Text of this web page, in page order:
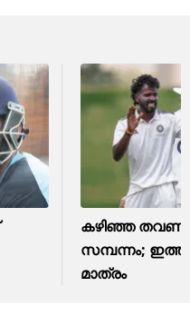
കഴിഞ്ഞ തവണ
സമ്പന്നം;
മാത്രം